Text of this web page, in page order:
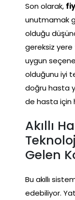
Son olarak,
unutmamak
olduğu
gereksiz yere
uygun
olduğunu iyi
doğru hasta
de hasta için
Akıllı
Gelen
Bu akıllı
edebiliyor.